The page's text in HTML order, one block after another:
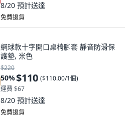
8/20 預計送達
免費退貨
網球款十字開口桌椅腳套 靜音防滑保
護墊, 米色
$220
50%$110 ($110.00/1個)
運費 $67
8/20 預計送達
免費退貨